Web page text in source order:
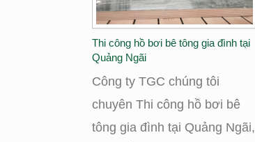
Thi công hồ bơi bê tông gia đình tại
Quảng Ngãi
Công ty TGC chúng tôi
chuyên Thi công hồ bơi bê
tông gia đình tại Quảng Ngãi,